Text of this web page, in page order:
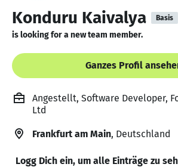
Konduru Kaivalya Basis
is looking for a new team member.
Ganzes Profil
Angestellt, Software Developer,
Ltd
Frankfurt am Main, Deutschland
Logg Dich ein, um alle Einträge zu